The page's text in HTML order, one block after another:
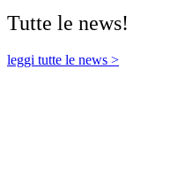
Tutte le news!
leggi tutte le news >